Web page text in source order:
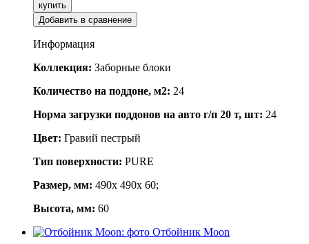
купить
Добавить в сравнение
Информация
Коллекция: Заборные блоки
Количество на поддоне, м2: 24
Норма загрузки поддонов на авто г/п 20 т, шт: 24
Цвет: Гравий пестрый
Тип поверхности: PURE
Размер, мм: 490x 490x 60;
Высота, мм: 60
Отбойник Moon